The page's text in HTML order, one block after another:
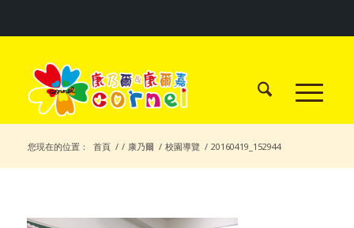
您現在的位置： 首頁 / / 康乃爾 / 校園導覽 / 20160419_152944